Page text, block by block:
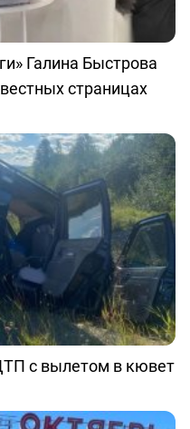
Галина Быстрова
страницах
с вылетом в кювет